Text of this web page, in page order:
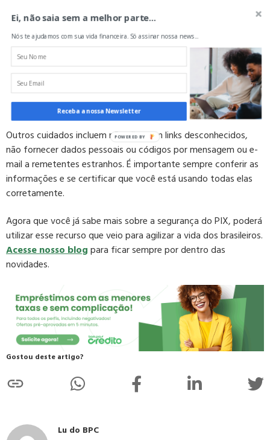
Cuidados de segurança que devem ser tomados
Os cuidados a serem tomados continuam os mesmos ao lidar
com transações bancárias. É aconselhado que você só realize
esse tipo de procedimento se tiver confiança no ambiente
utilizado. Se houver qualquer dúvida quanto a isso, não repasse
suas informações.
Outros cuidados incluem não clicar em links desconhecidos,
não fornecer dados pessoais ou códigos por mensagem ou e-
mail a remetentes estranhos. É importante sempre conferir as
informações e se certificar que você está usando todas elas
corretamente.
Agora que você já sabe mais sobre a segurança do PIX, poderá
utilizar esse recurso que veio para agilizar a vida dos brasileiros.
Acesse nosso blogpara ficar sempre por dentro das
novidades.
Gostou deste artigo?
Lu do BPC
Ei, não saia sem a melhor parte...
Nós te ajudamos com sua vida financeira. Só assinar nossa news...
Receba a nossa Newsletter